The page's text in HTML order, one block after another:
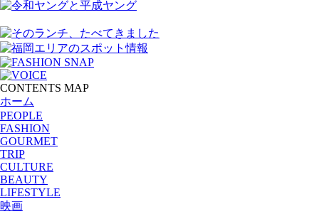
CONTENTS MAP
ホーム
PEOPLE
FASHION
GOURMET
TRIP
CULTURE
BEAUTY
LIFESTYLE
映画